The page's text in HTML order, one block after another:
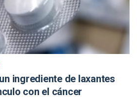
ingrediente de laxantes
con el cáncer